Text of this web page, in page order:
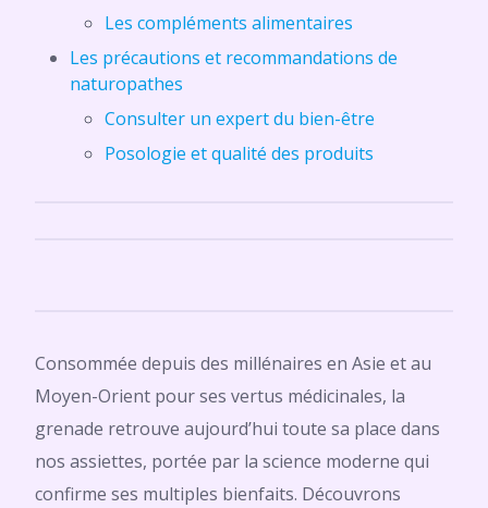
Les compléments alimentaires
Les précautions et recommandations de
naturopathes
Consulter un expert du bien-être
Posologie et qualité des produits
Consommée depuis des millénaires en Asie et au
Moyen-Orient pour ses vertus médicinales, la
grenade retrouve aujourd’hui toute sa place dans
nos assiettes, portée par la science moderne qui
confirme ses multiples bienfaits. Découvrons